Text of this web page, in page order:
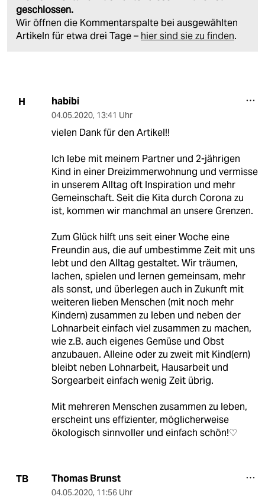
geschlossen.
Wir öffnen die Kommentarspalte bei ausgewählten
Artikeln für etwa drei Tage – hier sind sie zu finden.
H habibi
04.05.2020, 13:41 Uhr
vielen Dank für den Artikel!!
Ich lebe mit meinem Partner und 2-jährigen
Kind in einer Dreizimmerwohnung und vermisse
in unserem Alltag oft Inspiration und mehr
Gemeinschaft. Seit die Kita durch Corona zu
ist, kommen wir manchmal an unsere Grenzen.
Zum Glück hilft uns seit einer Woche eine
Freundin aus, die auf umbestimme Zeit mit uns
lebt und den Alltag gestaltet. Wir träumen,
lachen, spielen und lernen gemeinsam, mehr
als sonst, und überlegen auch in Zukunft mit
weiteren lieben Menschen (mit noch mehr
Kindern) zusammen zu leben und neben der
Lohnarbeit einfach viel zusammen zu machen,
wie z.B. auch eigenes Gemüse und Obst
anzubauen. Alleine oder zu zweit mit Kind(ern)
bleibt neben Lohnarbeit, Hausarbeit und
Sorgearbeit einfach wenig Zeit übrig.
Mit mehreren Menschen zusammen zu leben,
erscheint uns effizienter, möglicherweise
ökologisch sinnvoller und einfach schön!♡
TB Thomas Brunst
04.05.2020, 11:56 Uhr